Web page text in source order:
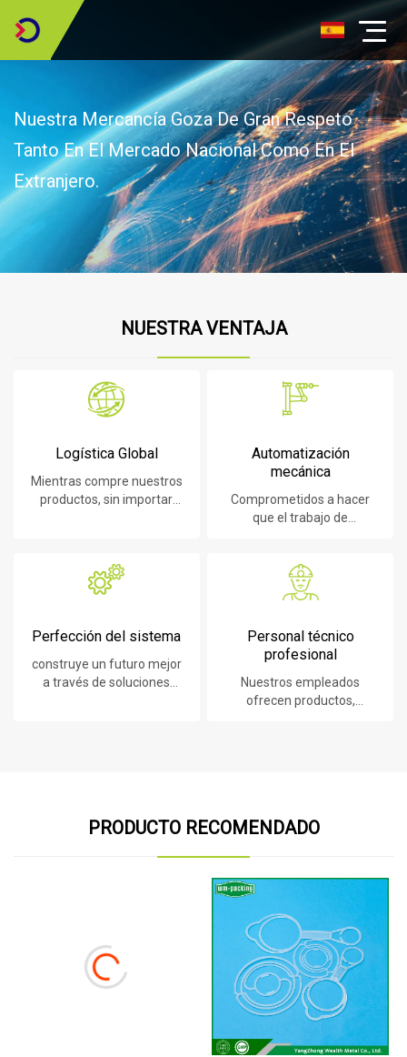
Nuestra Mercancía Goza De Gran Respeto
Tanto En El Mercado Nacional Como En El
Extranjero.
NUESTRA VENTAJA
Logística Global
Mientras compre nuestros
productos, sin importar
Automatización
mecánica
Comprometidos a hacer
que el trabajo de
Perfección del sistema
construye un futuro mejor
a través de soluciones
Personal técnico
profesional
Nuestros empleados
ofrecen productos,
PRODUCTO RECOMENDADO